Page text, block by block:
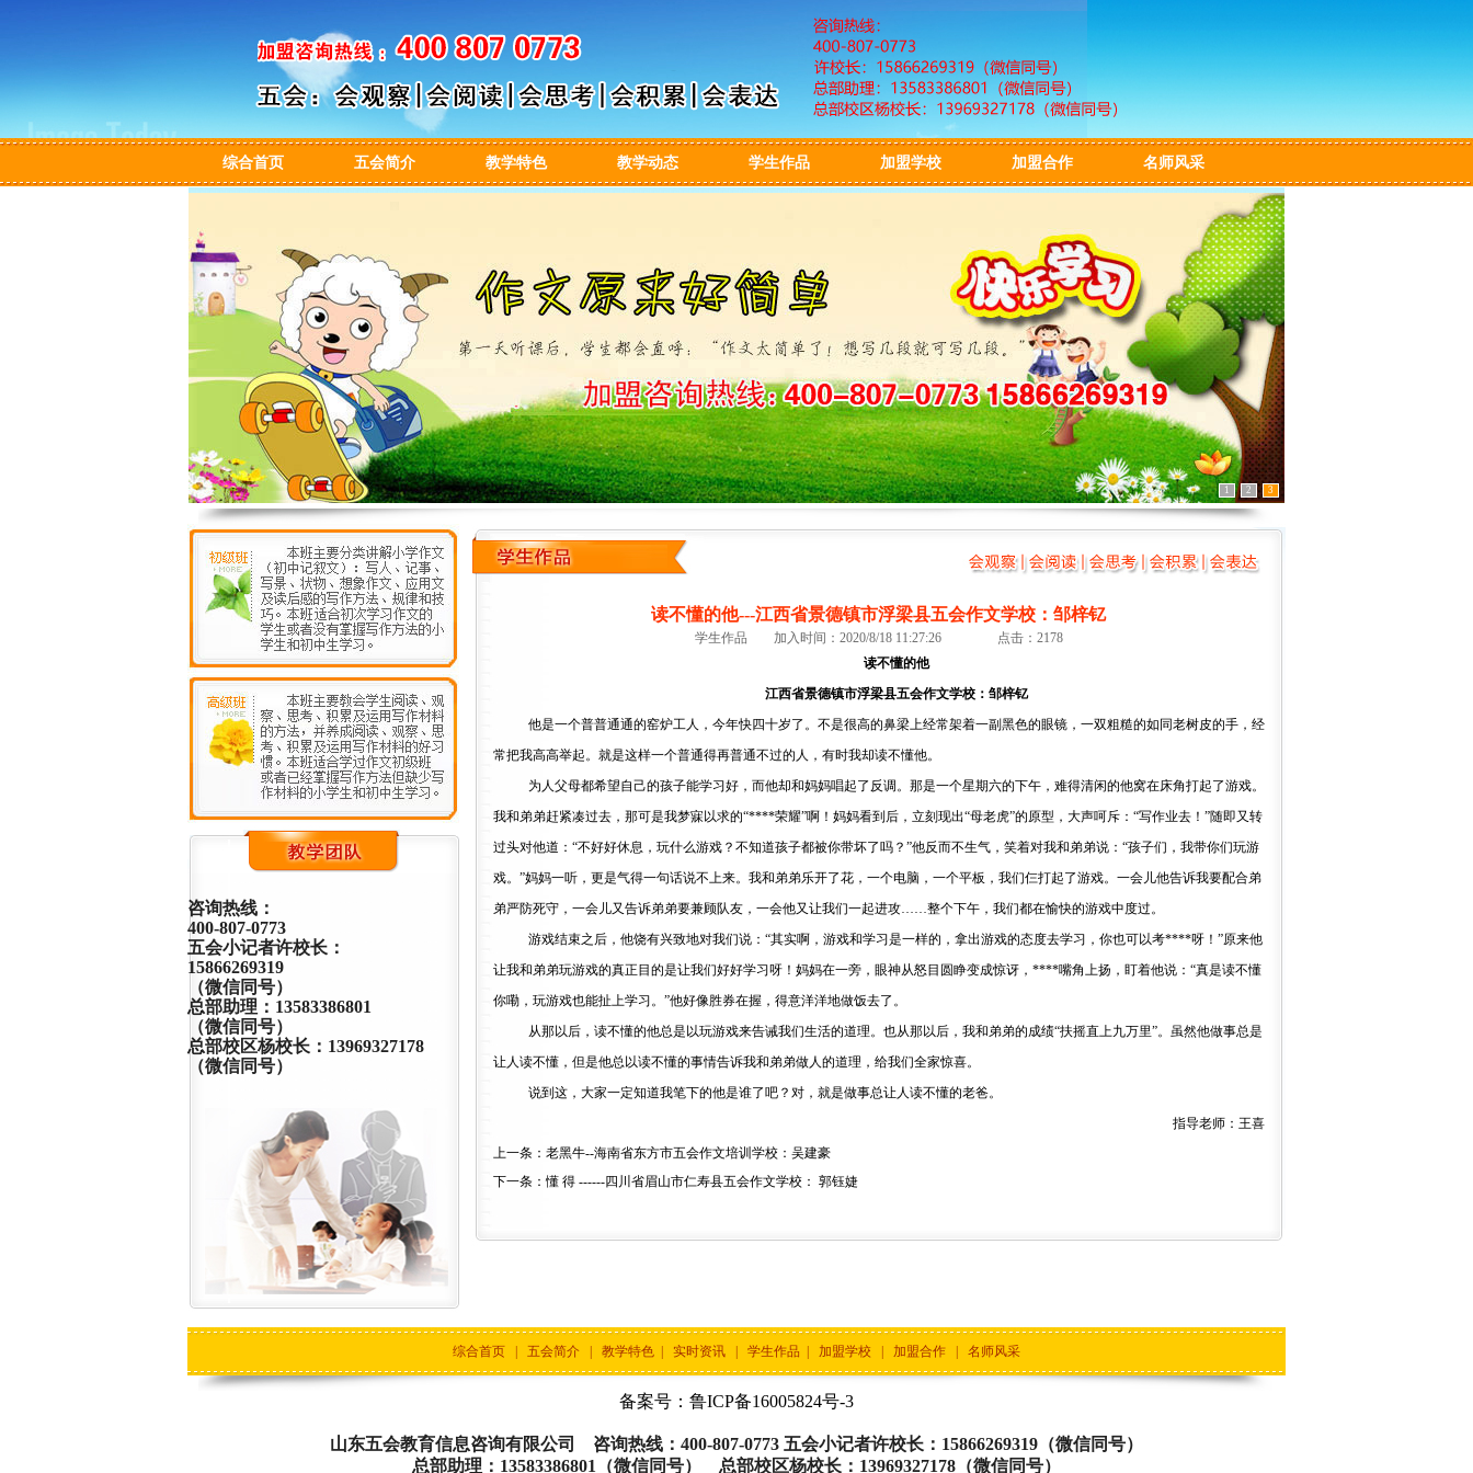
综合首页 五会简介 教学特色 教学动态 学生作品 加盟学校 加盟合作 名师风采
1 2 3
咨询热线：
400-807-0773
五会小记者许校长：
15866269319
（微信同号）
总部助理：13583386801
（微信同号）
总部校区杨校长：13969327178
（微信同号）
读不懂的他---江西省景德镇市浮梁县五会作文学校：邹梓钇
学生作品 加入时间：2020/8/18 11:27:26 点击：2178
读不懂的他
江西省景德镇市浮梁县五会作文学校：邹梓钇
他是一个普普通通的窑炉工人，今年快四十岁了。不是很高的鼻梁上经常架着一副黑色的眼镜，一双粗糙的如同老树皮的手，经
常把我高高举起。就是这样一个普通得再普通不过的人，有时我却读不懂他。
为人父母都希望自己的孩子能学习好，而他却和妈妈唱起了反调。那是一个星期六的下午，难得清闲的他窝在床角打起了游戏。
我和弟弟赶紧凑过去，那可是我梦寐以求的“****荣耀”啊！妈妈看到后，立刻现出“母老虎”的原型，大声呵斥：“写作业去！”随即又转
过头对他道：“不好好休息，玩什么游戏？不知道孩子都被你带坏了吗？”他反而不生气，笑着对我和弟弟说：“孩子们，我带你们玩游
戏。”妈妈一听，更是气得一句话说不上来。我和弟弟乐开了花，一个电脑，一个平板，我们仨打起了游戏。一会儿他告诉我要配合弟
弟严防死守，一会儿又告诉弟弟要兼顾队友，一会他又让我们一起进攻……整个下午，我们都在愉快的游戏中度过。
游戏结束之后，他饶有兴致地对我们说：“其实啊，游戏和学习是一样的，拿出游戏的态度去学习，你也可以考****呀！”原来他
让我和弟弟玩游戏的真正目的是让我们好好学习呀！妈妈在一旁，眼神从怒目圆睁变成惊讶，****嘴角上扬，盯着他说：“真是读不懂
你嘞，玩游戏也能扯上学习。”他好像胜券在握，得意洋洋地做饭去了。
从那以后，读不懂的他总是以玩游戏来告诫我们生活的道理。也从那以后，我和弟弟的成绩“扶摇直上九万里”。虽然他做事总是
让人读不懂，但是他总以读不懂的事情告诉我和弟弟做人的道理，给我们全家惊喜。
说到这，大家一定知道我笔下的他是谁了吧？对，就是做事总让人读不懂的老爸。
指导老师：王喜
上一条： 老黑牛--海南省东方市五会作文培训学校：吴建豪
下一条：懂 得 ------四川省眉山市仁寿县五会作文学校： 郭钰婕
综合首页 五会简介 教学特色 实时资讯 学生作品 加盟学校 加盟合作 名师风采
备案号： 鲁ICP备16005824号-3
山东五会教育信息咨询有限公司 咨询热线：400-807-0773 五会小记者许校长：15866269319（微信同号）
总部助理：13583386801（微信同号） 总部校区杨校长：13969327178（微信同号）